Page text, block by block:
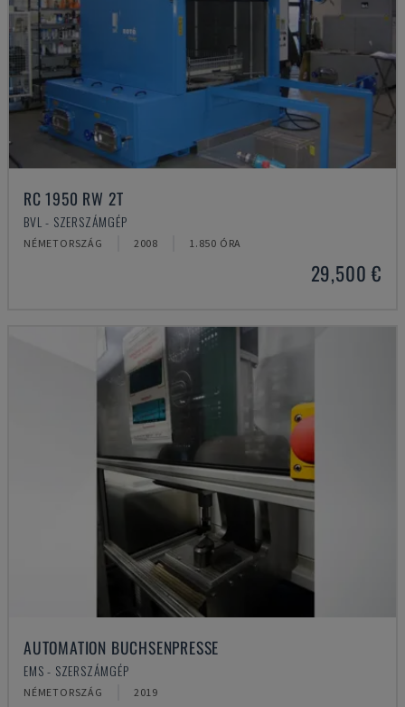
RC 1950 RW 2T
BVL - SZERSZÁMGÉP
NÉMETORSZÁG 2008 1.850 ÓRA
29,500 €
AUTOMATION BUCHSENPRESSE
EMS - SZERSZÁMGÉP
NÉMETORSZÁG 2019